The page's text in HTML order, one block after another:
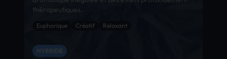
thérapeutiques.
Euphorique Créatif Relaxant
HYBRIDE